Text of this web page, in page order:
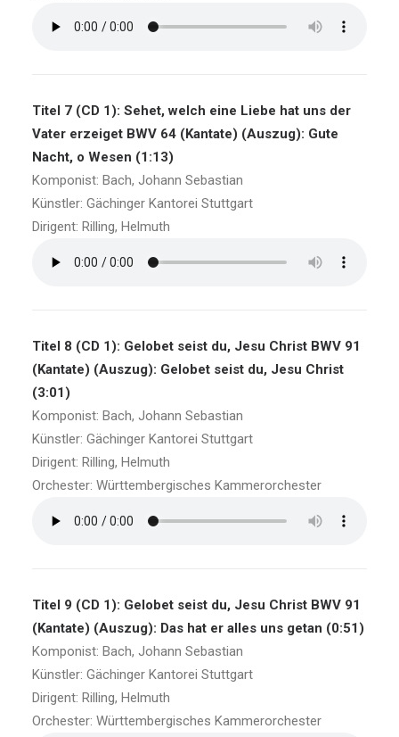
Titel 7 (CD 1): Sehet, welch eine Liebe hat uns der
Vater erzeiget BWV 64 (Kantate) (Auszug): Gute
Nacht, o Wesen (1:13)
Komponist: Bach, Johann Sebastian
Künstler: Gächinger Kantorei Stuttgart
Dirigent: Rilling, Helmuth
Titel 8 (CD 1): Gelobet seist du, Jesu Christ BWV 91
(Kantate) (Auszug): Gelobet seist du, Jesu Christ
(3:01)
Komponist: Bach, Johann Sebastian
Künstler: Gächinger Kantorei Stuttgart
Dirigent: Rilling, Helmuth
Orchester: Württembergisches Kammerorchester
Titel 9 (CD 1): Gelobet seist du, Jesu Christ BWV 91
(Kantate) (Auszug): Das hat er alles uns getan (0:51)
Komponist: Bach, Johann Sebastian
Künstler: Gächinger Kantorei Stuttgart
Dirigent: Rilling, Helmuth
Orchester: Württembergisches Kammerorchester